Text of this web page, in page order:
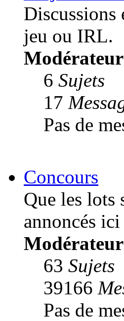
Discussions
jeu ou IRL.
6 Sujets
17
Pas de
Concours
Que les lots
annoncés ici
63 Sujets
39166
Pas de